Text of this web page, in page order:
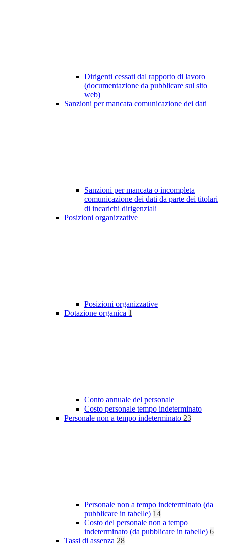
Dirigenti cessati dal rapporto di lavoro
(documentazione da pubblicare sul sito
web)
Sanzioni per mancata comunicazione dei dati
Sanzioni per mancata o incompleta
comunicazione dei dati da parte dei titolari
di incarichi dirigenziali
Posizioni organizzative
Posizioni organizzative
Dotazione organica 1
Conto annuale del personale
Costo personale tempo indeterminato
Personale non a tempo indeterminato 23
Personale non a tempo indeterminato (da
pubblicare in tabelle) 14
Costo del personale non a tempo
indeterminato (da pubblicare in tabelle) 6
Tassi di assenza 28